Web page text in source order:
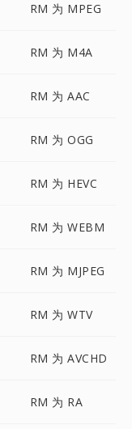
RM 为 MPEG
RM 为 M4A
RM 为 AAC
RM 为 OGG
RM 为 HEVC
RM 为 WEBM
RM 为 MJPEG
RM 为 WTV
RM 为 AVCHD
RM 为 RA